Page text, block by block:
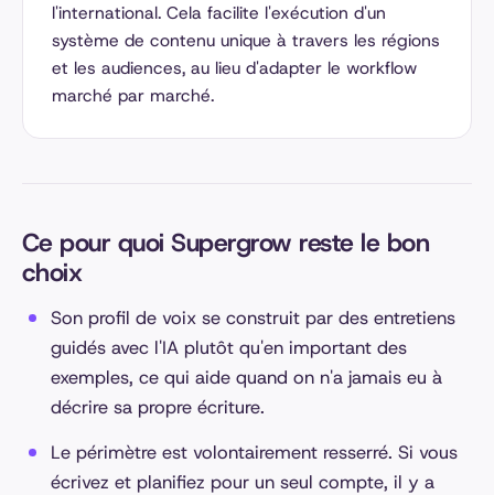
l'international. Cela facilite l'exécution d'un
système de contenu unique à travers les régions
et les audiences, au lieu d'adapter le workflow
marché par marché.
Ce pour quoi Supergrow reste le bon
choix
Son profil de voix se construit par des entretiens
guidés avec l'IA plutôt qu'en important des
exemples, ce qui aide quand on n'a jamais eu à
décrire sa propre écriture.
Le périmètre est volontairement resserré. Si vous
écrivez et planifiez pour un seul compte, il y a